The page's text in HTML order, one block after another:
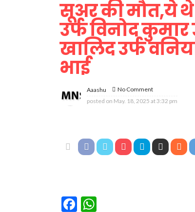
सूअर की मौत,ये
उर्फ विनोद
खालिद उर्फ
भाई
Aaashu
No Comment
posted on May. 18, 2025 at 3:32 pm
Facebook